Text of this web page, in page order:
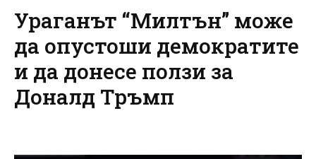
Ураганът “Милтън” може
да опустоши демократите
и да донесе ползи за
Доналд Тръмп